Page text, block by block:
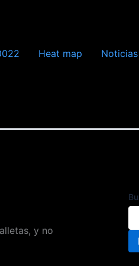
Heat map
y no